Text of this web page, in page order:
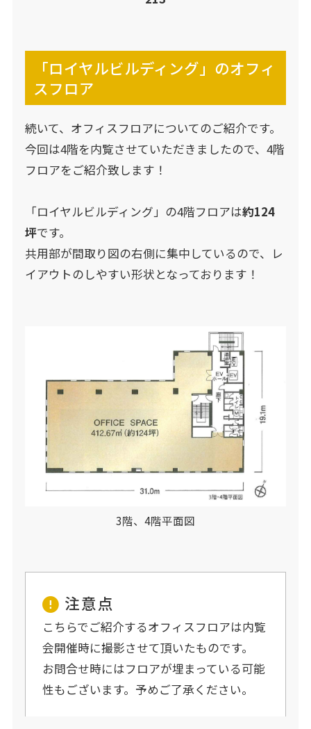
「ロイヤルビルディング」のオフィ
スフロア
続いて、オフィスフロアについてのご紹介です。
今回は4階を内覧させていただきましたので、4階
フロアをご紹介致します！
「ロイヤルビルディング」の4階フロアは約124
坪です。
共用部が間取り図の右側に集中しているので、レ
イアウトのしやすい形状となっております！
3階、4階平面図
注意点
こちらでご紹介するオフィスフロアは内覧
会開催時に撮影させて頂いたものです。
お問合せ時にはフロアが埋まっている可能
性もございます。予めご了承ください。